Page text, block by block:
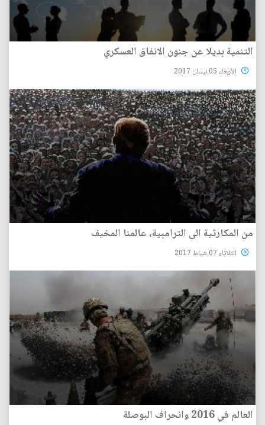
التنمية بديلا عن جنون الانفاق العسكري
الأربعاء 05 نيسان 2017
من المكارثية الى الترامبية، عالمنا المخيف
الثلاثاء 07 شباط 2017
العالم في 2016 وانحراف البوصلة